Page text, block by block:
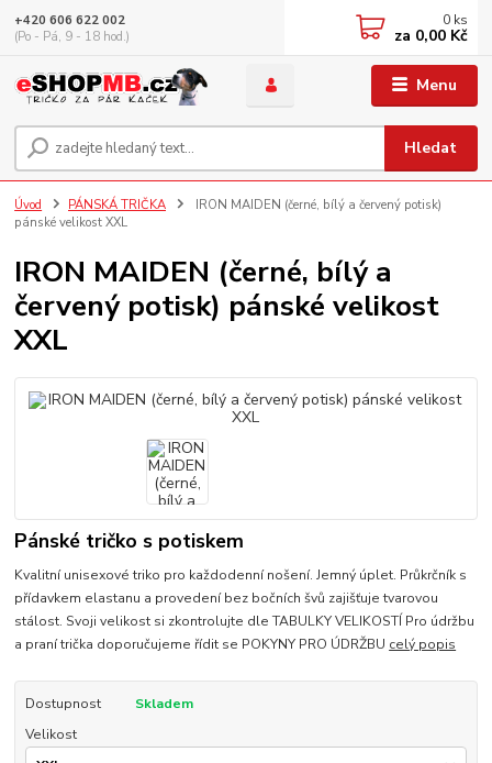
Menu
Hledat
+420 606 622 002
(Po - Pá, 9 - 18 hod.)
0 ks
za 0,00 Kč
Úvod PÁNSKÁ TRIČKA
IRON MAIDEN (černé, bílý a červený potisk)
pánské velikost XXL
IRON MAIDEN (černé, bílý a
červený potisk) pánské velikost
XXL
Pánské tričko s potiskem
Kvalitní unisexové triko pro každodenní nošení. Jemný úplet. Průkrčník s
přídavkem elastanu a provedení bez bočních švů zajišťuje tvarovou
stálost. Svoji velikost si zkontrolujte dle TABULKY VELIKOSTÍ Pro údržbu
a praní trička doporučujeme řídit se POKYNY PRO ÚDRŽBU celý popis
Dostupnost
Skladem
Velikost